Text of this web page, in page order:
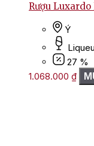
Rượu
Ý
27 %
1.068.000 ₫